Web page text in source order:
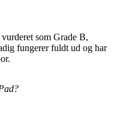
som Grade B,
fungerer fuldt ud og har